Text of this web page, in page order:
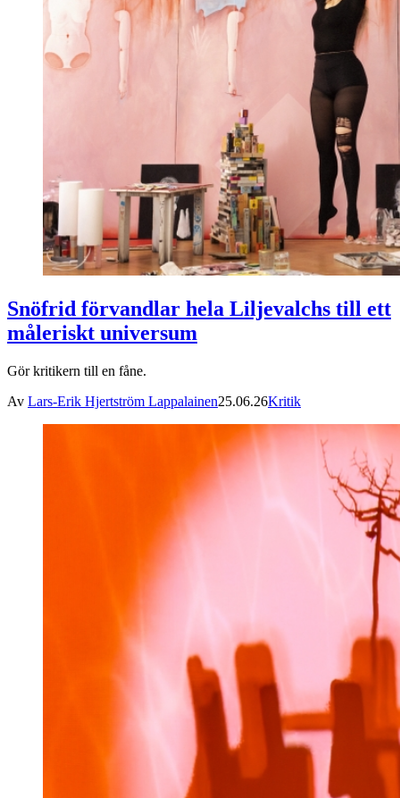
Snöfrid förvandlar hela Liljevalchs till ett
måleriskt universum
Gör kritikern till en fåne.
Av Lars-Erik Hjertström Lappalainen25.06.26Kritik